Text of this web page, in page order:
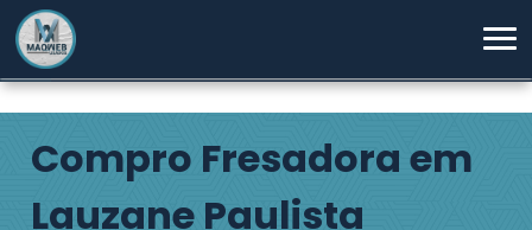
Compro Fresadora em
Lauzane Paulista